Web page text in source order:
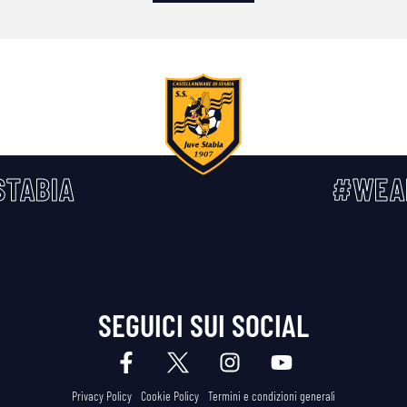
SEGUICI SUI SOCIAL
Privacy Policy Cookie Policy Termini e condizioni generali